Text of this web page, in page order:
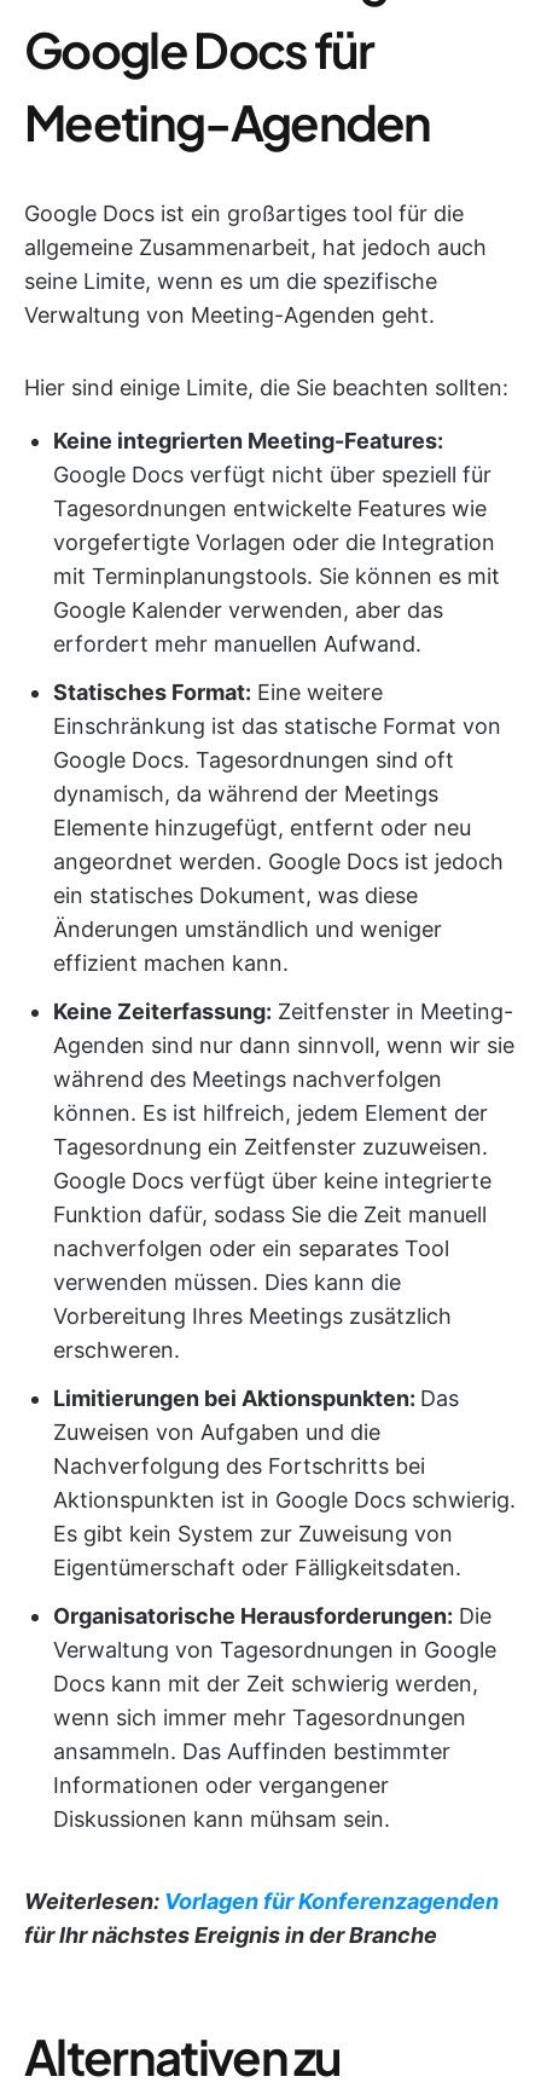
Google Docs für
Meeting-Agenden
Google Docs ist ein großartiges tool für die
allgemeine Zusammenarbeit, hat jedoch auch
seine Limite, wenn es um die spezifische
Verwaltung von Meeting-Agenden geht.
Hier sind einige Limite, die Sie beachten sollten:
Keine integrierten Meeting-Features:
Google Docs verfügt nicht über speziell für
Tagesordnungen entwickelte Features wie
vorgefertigte Vorlagen oder die Integration
mit Terminplanungstools. Sie können es mit
Google Kalender verwenden, aber das
erfordert mehr manuellen Aufwand.
Statisches Format: Eine weitere
Einschränkung ist das statische Format von
Google Docs. Tagesordnungen sind oft
dynamisch, da während der Meetings
Elemente hinzugefügt, entfernt oder neu
angeordnet werden. Google Docs ist jedoch
ein statisches Dokument, was diese
Änderungen umständlich und weniger
effizient machen kann.
Keine Zeiterfassung: Zeitfenster in Meeting-
Agenden sind nur dann sinnvoll, wenn wir sie
während des Meetings nachverfolgen
können. Es ist hilfreich, jedem Element der
Tagesordnung ein Zeitfenster zuzuweisen.
Google Docs verfügt über keine integrierte
Funktion dafür, sodass Sie die Zeit manuell
nachverfolgen oder ein separates Tool
verwenden müssen. Dies kann die
Vorbereitung Ihres Meetings zusätzlich
erschweren.
Limitierungen bei Aktionspunkten: Das
Zuweisen von Aufgaben und die
Nachverfolgung des Fortschritts bei
Aktionspunkten ist in Google Docs schwierig.
Es gibt kein System zur Zuweisung von
Eigentümerschaft oder Fälligkeitsdaten.
Organisatorische Herausforderungen: Die
Verwaltung von Tagesordnungen in Google
Docs kann mit der Zeit schwierig werden,
wenn sich immer mehr Tagesordnungen
ansammeln. Das Auffinden bestimmter
Informationen oder vergangener
Diskussionen kann mühsam sein.
Weiterlesen: Vorlagen für Konferenzagenden
für Ihr nächstes Ereignis in der Branche
Alternativen zu